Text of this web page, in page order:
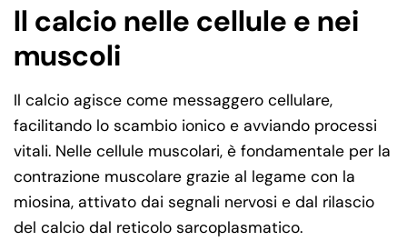
Il calcio nelle cellule e nei
muscoli
Il calcio agisce come messaggero cellulare,
facilitando lo scambio ionico e avviando processi
vitali. Nelle cellule muscolari, è fondamentale per la
contrazione muscolare grazie al legame con la
miosina, attivato dai segnali nervosi e dal rilascio
del calcio dal reticolo sarcoplasmatico.